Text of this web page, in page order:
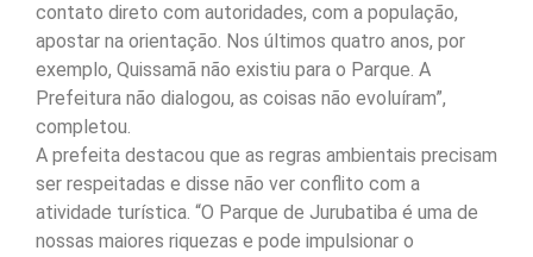
contato direto com autoridades, com a população,
apostar na orientação. Nos últimos quatro anos, por
exemplo, Quissamã não existiu para o Parque. A
Prefeitura não dialogou, as coisas não evoluíram”,
completou.
A prefeita destacou que as regras ambientais precisam
ser respeitadas e disse não ver conflito com a
atividade turística. “O Parque de Jurubatiba é uma de
nossas maiores riquezas e pode impulsionar o